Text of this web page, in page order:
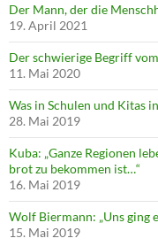
Der Mann, der die
19. April 2021
Der schwierige Begriff vom
11. Mai 2020
Was in Schulen und Kitas
28. Mai 2019
Kuba: „Ganze Regionen
brot zu bekommen ist…“
16. Mai 2019
Wolf Biermann: „Uns ging
15. Mai 2019